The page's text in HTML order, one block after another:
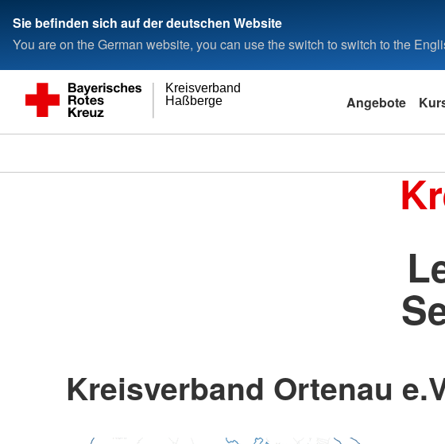
Sie befinden sich auf der deutschen Website
You are on the German website, you can use the switch to switch to the
Haßberge
Kreisverband
Angebote
Kreisverband Ortenau